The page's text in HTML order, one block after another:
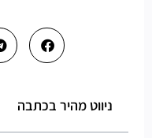
ניווט מהיר בכתבה